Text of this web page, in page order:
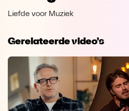
Liefde voor Muziek
Gerelateerde video's